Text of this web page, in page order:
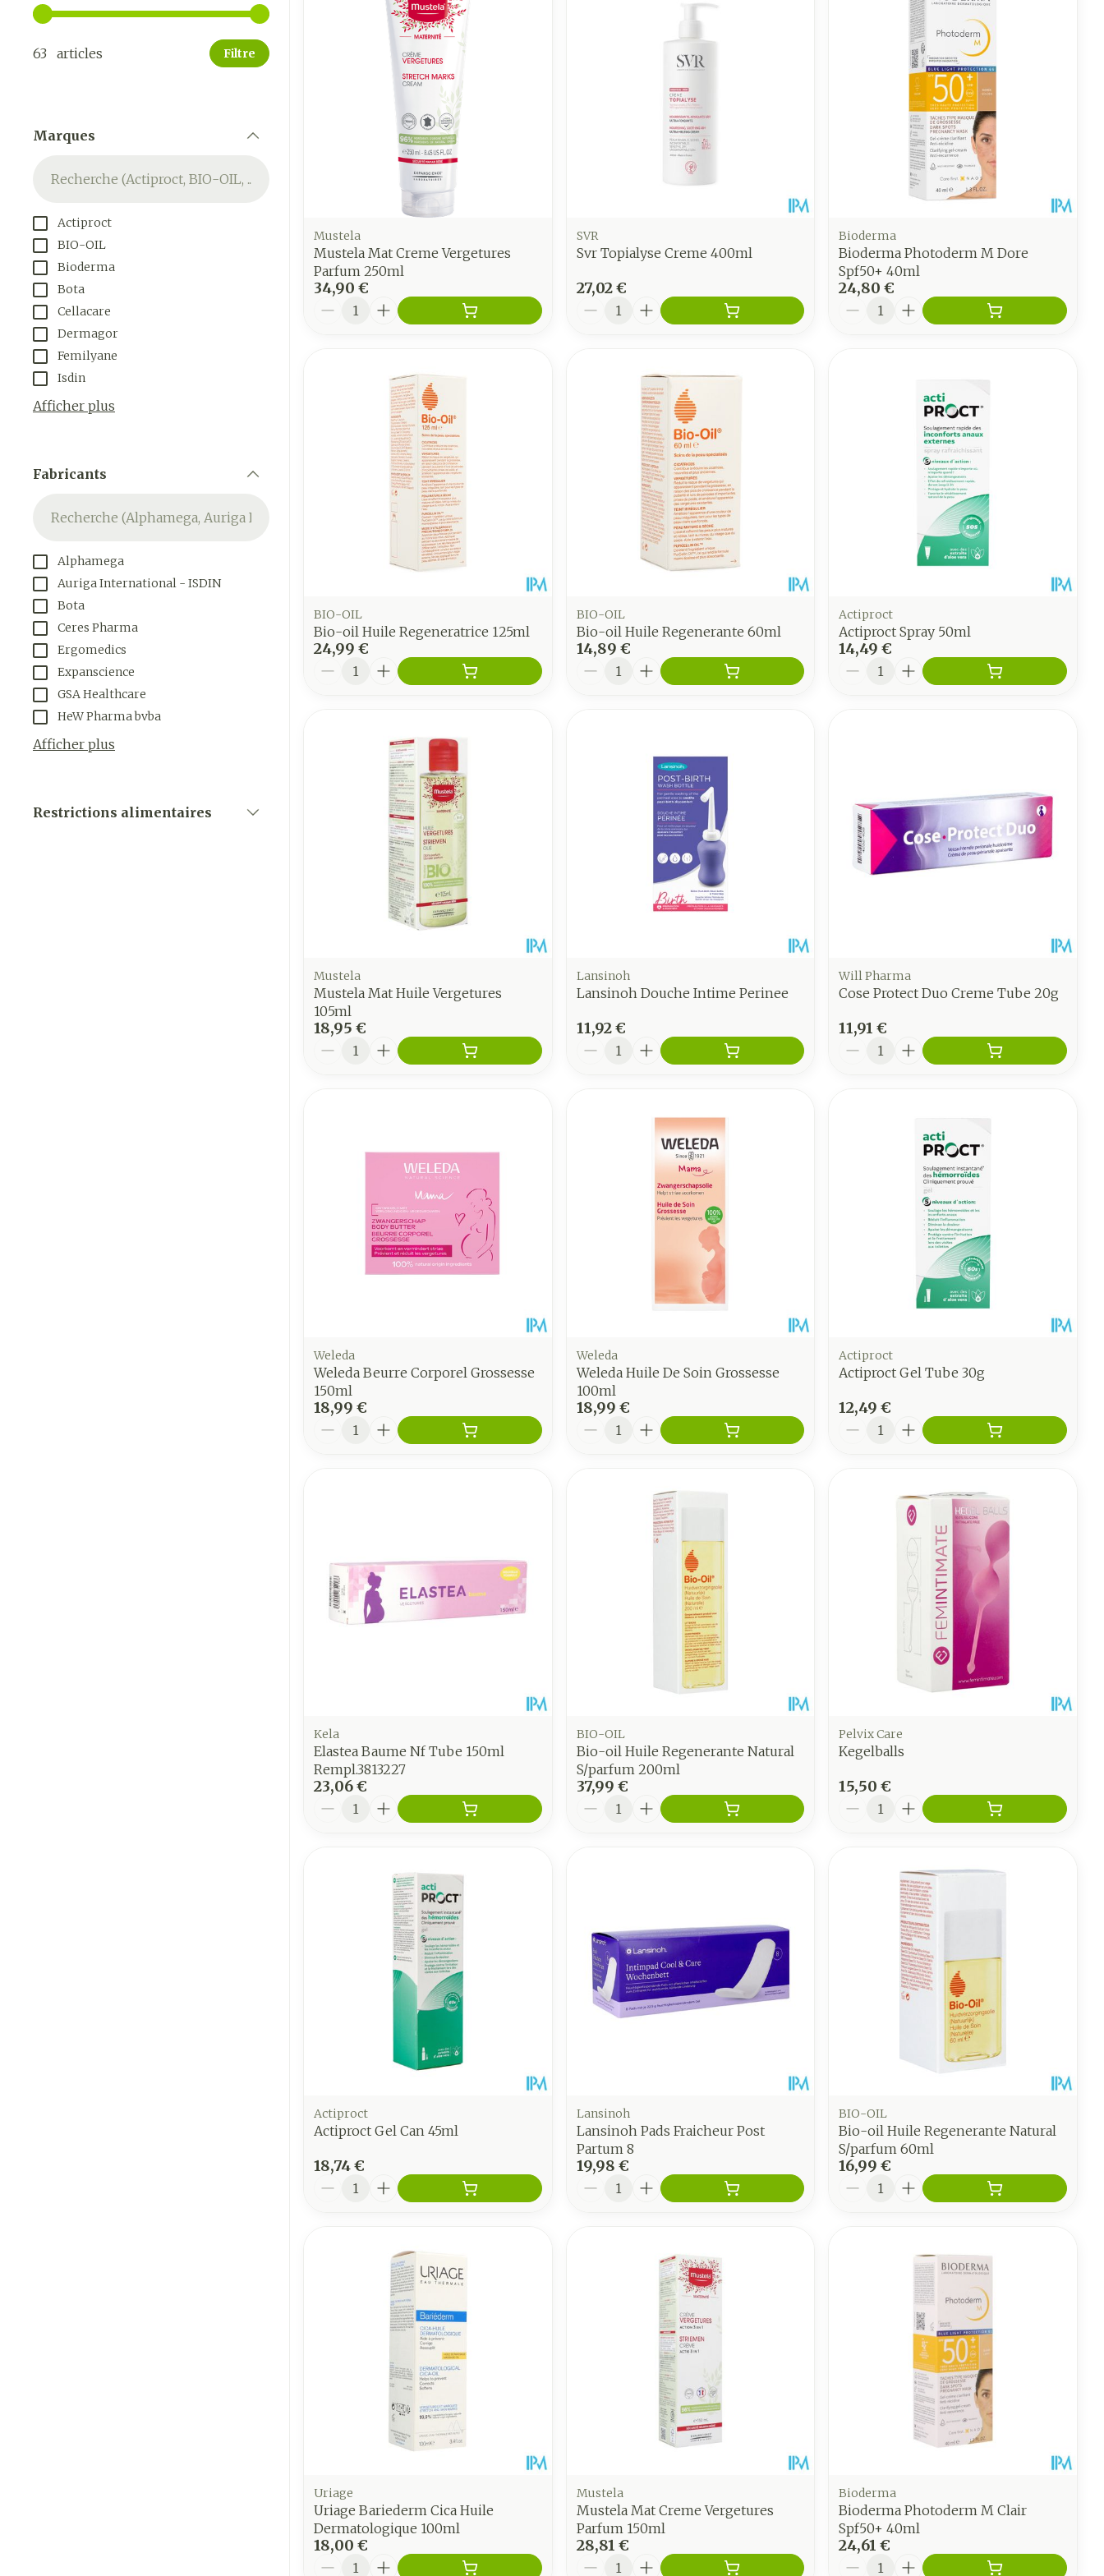
Utilisez les touches fléchées gauche et droite pour ajuster les valeurs minimales et maximales du prix.
63 articles Filtre
Marques
Actiproct
BIO-OIL
Bioderma
Bota
Cellacare
Dermagor
Femilyane
Isdin
Afficher plus
Fabricants
Alphamega
Auriga International - ISDIN
Bota
Ceres Pharma
Ergomedics
Expanscience
GSA Healthcare
HeW Pharma bvba
Afficher plus
Restrictions alimentaires
Mustela
Mustela Mat Creme Vergetures
Parfum 250ml
34,90 €
Quantité
SVR
Svr Topialyse Creme 400ml
27,02 €
Quantité
Bioderma
Bioderma Photoderm M Dore
Spf50+ 40ml
24,80 €
Quantité
BIO-OIL
Bio-oil Huile Regeneratrice 125ml
24,99 €
Quantité
BIO-OIL
Bio-oil Huile Regenerante 60ml
14,89 €
Quantité
Actiproct
Actiproct Spray 50ml
14,49 €
Quantité
Mustela
Mustela Mat Huile Vergetures
105ml
18,95 €
Quantité
Lansinoh
Lansinoh Douche Intime Perinee
11,92 €
Quantité
Will Pharma
Cose Protect Duo Creme Tube 20g
11,91 €
Quantité
Weleda
Weleda Beurre Corporel Grossesse
150ml
18,99 €
Quantité
Weleda
Weleda Huile De Soin Grossesse
100ml
18,99 €
Quantité
Actiproct
Actiproct Gel Tube 30g
12,49 €
Quantité
Kela
Elastea Baume Nf Tube 150ml
Rempl.3813227
23,06 €
Quantité
BIO-OIL
Bio-oil Huile Regenerante Natural
S/parfum 200ml
37,99 €
Quantité
Pelvix Care
Kegelballs
15,50 €
Quantité
Actiproct
Actiproct Gel Can 45ml
18,74 €
Quantité
Lansinoh
Lansinoh Pads Fraicheur Post
Partum 8
19,98 €
Quantité
BIO-OIL
Bio-oil Huile Regenerante Natural
S/parfum 60ml
16,99 €
Quantité
Uriage
Uriage Bariederm Cica Huile
Dermatologique 100ml
18,00 €
Quantité
Mustela
Mustela Mat Creme Vergetures
Parfum 150ml
28,81 €
Quantité
Bioderma
Bioderma Photoderm M Clair
Spf50+ 40ml
24,61 €
Quantité